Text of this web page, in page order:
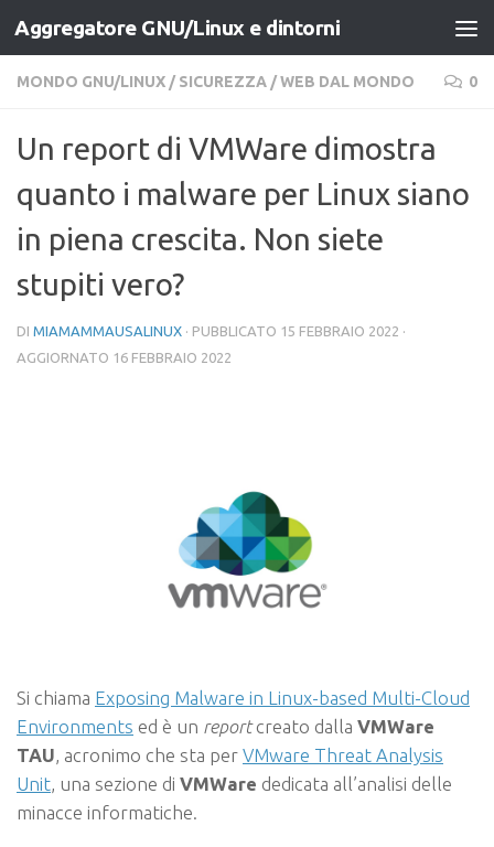
Salta al contenuto
Aggregatore GNU/Linux e dintorni
MONDO GNU/LINUX / SICUREZZA /WEB DAL MONDO 0
Un report di VMWare dimostra
quanto i malware per Linux siano
in piena crescita. Non siete
stupiti vero?
DI MIAMAMMAUSALINUX · PUBBLICATO 15 FEBBRAIO 2022 ·
AGGIORNATO 16 FEBBRAIO 2022
Si chiama Exposing Malware in Linux-based Multi-Cloud
Environments ed è un reportcreato dalla VMWare
TAU, acronimo che sta per VMware Threat Analysis
Unit, una sezione di VMWare dedicata all’analisi delle
minacce informatiche.